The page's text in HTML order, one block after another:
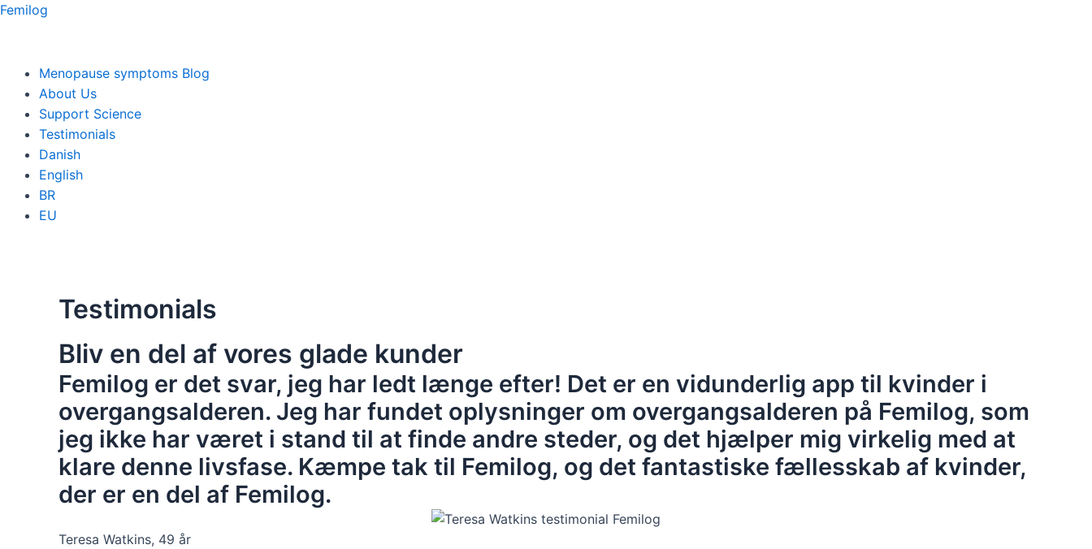
Skip
Femilog
Menu
Menopause symptoms Blog
About Us
Support Science
Testimonials
Danish
English
BR
EU
Testimonials
Bliv en del af vores glade kunder
Femilog er det svar, jeg har ledt længe efter! Det er en vidunderlig app til kvinder i
overgangsalderen. Jeg har fundet oplysninger om overgangsalderen på Femilog, som
jeg ikke har været i stand til at finde andre steder, og det hjælper mig virkelig med at
klare denne livsfase. Kæmpe tak til Femilog, og det fantastiske fællesskab af kvinder,
der er en del af Femilog.
Teresa Watkins, 49 år